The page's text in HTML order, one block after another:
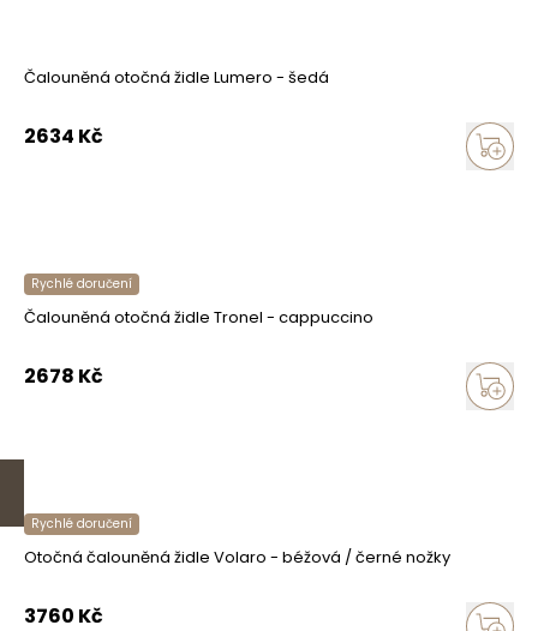
Čalouněná otočná židle Lumero - šedá
2634 Kč
Rychlé doručení
Čalouněná otočná židle Tronel - cappuccino
2678 Kč
Rychlé doručení
Otočná čalouněná židle Volaro - béžová / černé nožky
3760 Kč